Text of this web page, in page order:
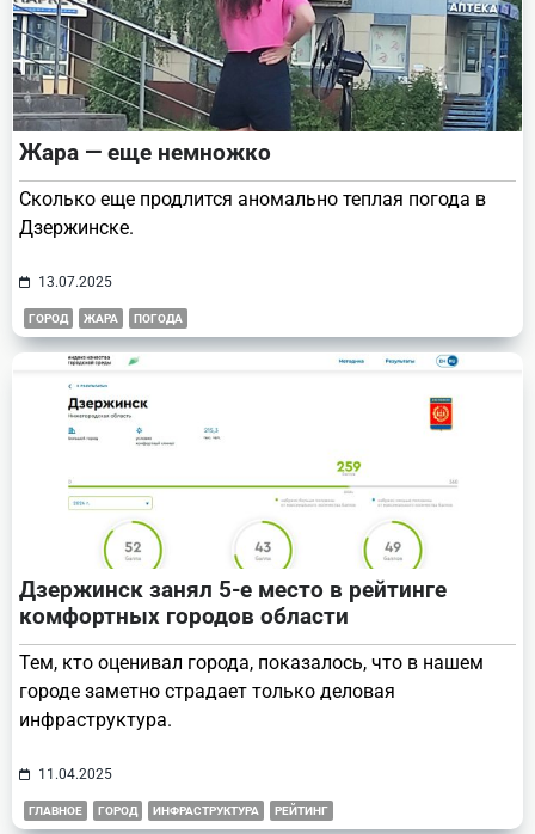
Жара — еще немножко
Сколько еще продлится аномально теплая погода в
Дзержинске.
13.07.2025
ГОРОД ЖАРА ПОГОДА
Дзержинск занял 5-е место в рейтинге
комфортных городов области
Тем, кто оценивал города, показалось, что в нашем
городе заметно страдает только деловая
инфраструктура.
11.04.2025
ГЛАВНОЕ ГОРОД ИНФРАСТРУКТУРА РЕЙТИНГ